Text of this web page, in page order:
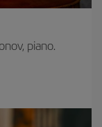
piano.